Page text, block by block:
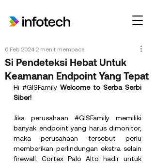
Si Pendeteksi Hebat Untuk
Keamanan Endpoint Yang Tepat
6 Feb 2024 2 menit membaca
Hi #GISFamily Welcome to Serba Serbi
Siber!
Jika perusahaan #GISFamily memiliki
banyak endpoint yang harus dimonitor,
maka perusahaan tersebut perlu
memberikan perlindungan ekstra selain
firewall. Cortex Palo Alto hadir untuk